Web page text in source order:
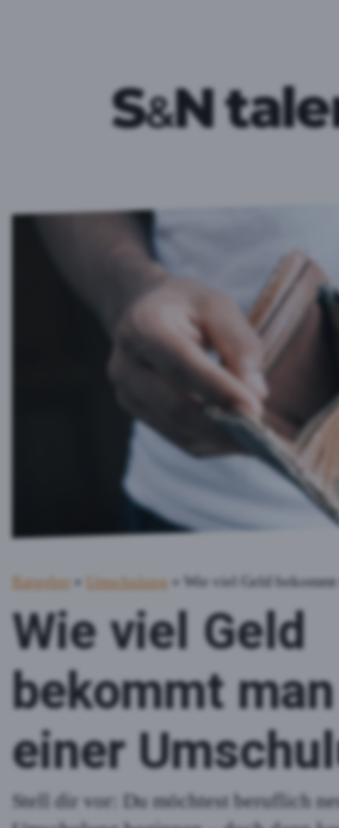
Ratgeber » Umschulung » Wie viel Geld bekommt
Wie viel Geld
bekommt
einer
Stell dir vor: Du möchtest beruflich